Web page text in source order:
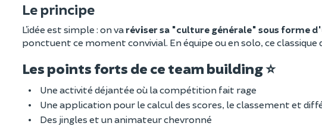
Le principe
L’idée est simple : on varéviser sa "culture générale" sous forme
ponctuent ce moment convivial. En équipe ou en solo, ce
Les points forts de ce team building⭐
Une activité déjantée où la compétition fait rage
Une application pour le calcul des scores, le classement et
Des jingles et un animateur chevronné